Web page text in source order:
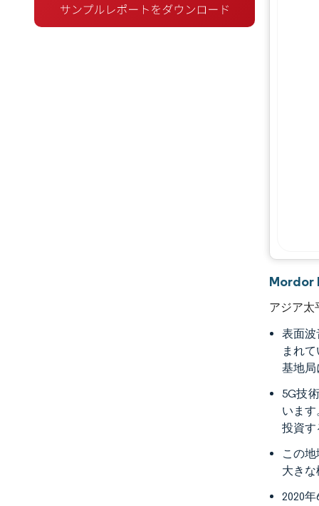
主な市場動向
Mordor
アジア太
表面
まれ
基地
5G技
いま
投資す
この
大き
2020